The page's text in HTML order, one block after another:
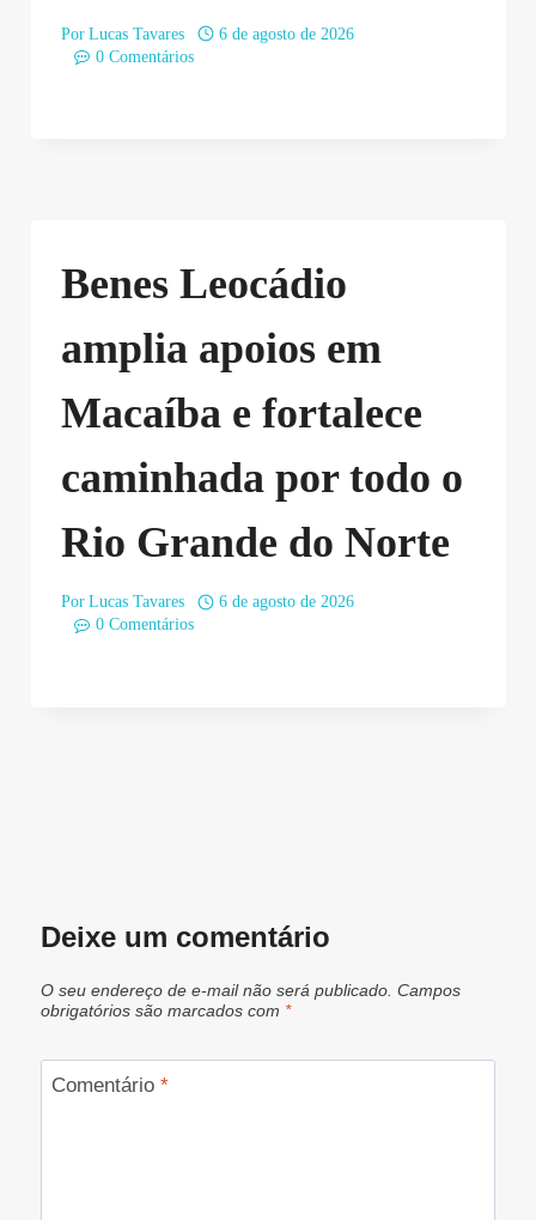
Por Lucas Tavares
6 de agosto de 2026
0 Comentários
Benes Leocádio
amplia apoios em
Macaíba e fortalece
caminhada por todo o
Rio Grande do Norte
Por Lucas Tavares
6 de agosto de 2026
0 Comentários
Deixe um comentário
O seu endereço de e-mail não será publicado. Campos
obrigatórios são marcados com *
Comentário *